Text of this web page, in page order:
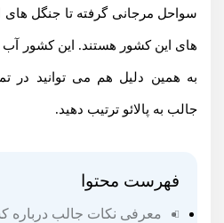
های این کشور هستند. این کشور آب
به همین دلیل هم می توانید
جالب به پالائو ترتیب دهید.
فهرست محتوا
معرفی نکات جالب درباره